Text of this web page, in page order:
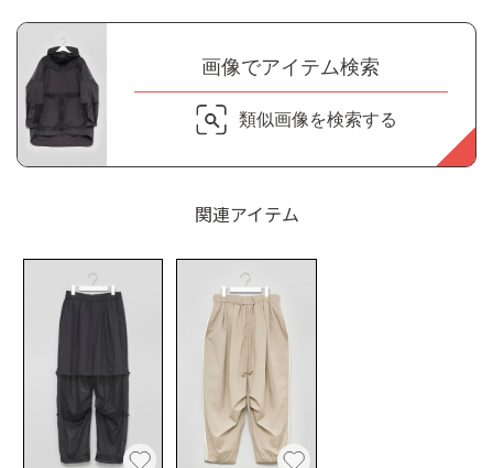
画像でアイテム検索
類似画像を検索する
関連アイテム